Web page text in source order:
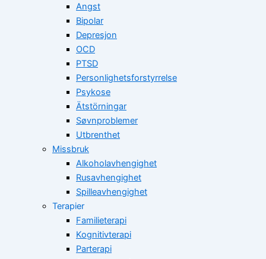
Angst
Bipolar
Depresjon
OCD
PTSD
Personlighetsforstyrrelse
Psykose
Ätstörningar
Søvnproblemer
Utbrenthet
Missbruk
Alkoholavhengighet
Rusavhengighet
Spilleavhengighet
Terapier
Familieterapi
Kognitivterapi
Parterapi